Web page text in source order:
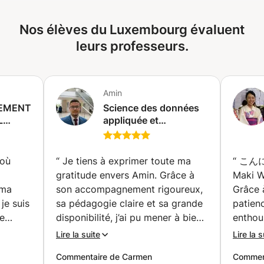
Pour maîtrisez les clés d’une communication en public
réussie, il convient de renforcer l'impact de ses prises de
les esprits grâce au storytelling; en intégrant les facteurs
psychologiques et émotionnels de la communication orale
efficace; en intégrant les émotions dans la préparation du
message et des arguments; en anticipant les objections et
les situations délicates; en préparant et structurant une
expérimentant les règles de l’improvisation; en gérant
adéquatement les situations difficiles (...). ➤ En bref,
chaque séance combine techniques & exercices de mise
en pratique adaptées à vos situations du quotidien
(filmées avec votre accord afin d’être revisionnées,
commentées, décodées ensemble en direct), si bien que
vous pourrez les mettre en application immédiatement, et
dès la 1ère séance. ➤ LE FORMATEUR De formation de
Algorithmique et Programmation : L’Exigence Python
Optimisation : Complexité algorithmique (Notation Big-O),
récursivité et stratégies de tri (fusion, rapide). Expertise
fonctions, modularité et programmation orientée objet
propre, documenté et testé, conforme aux attentes du
jury. 2. Structures de Données : La Colonne Vertébrale
Organisation : Implémentation et manipulation des listes,
de parcours (BFS, DFS) et représentations par matrices
donnée optimale pour résoudre un problème spécifique.
3. Bases de Données et Systèmes Régaliens Modèle
Relationnel : Conception de bases de données et schémas
entité-association. Langage SQL : Maîtrise totale des
requêtes, des jointures complexes (Inner, Left, Right) et
Compréhension du cycle d'instruction (CPU/RAM) et des
envisageable :) Chers Étudiants 👨‍🎓, Bonjour ! Dans
quelques mois vous aurez à remettre un travail de fin
d’études en français ? Vous désirez un document
Un travail collégial s’avère souvent rassurant.🙂 Il est
fortement conseillé de procéder à une «lecture-
correction» de votre document tout au long de sa
rédaction. Ainsi nous serons certains d’avoir terminé à la
Nos élèves du Luxembourg évaluent
leurs professeurs.
suis
Amin
Science des données
appliquée et
statistiques avec
étudiants et
professionnels (Paris)
“ Je tiens à exprimer toute ma
gratitude envers Amin. Grâce à
son accompagnement rigoureux,
sa pédagogie claire et sa grande
disponibilité, j’ai pu mener à bien
l’analyse statistique de mon
conditions. Il a su rendre des
Lire la suite
Commentaire de Carmen
“ こんにちは!
Maki
Grâce
surmontables.
Lire la